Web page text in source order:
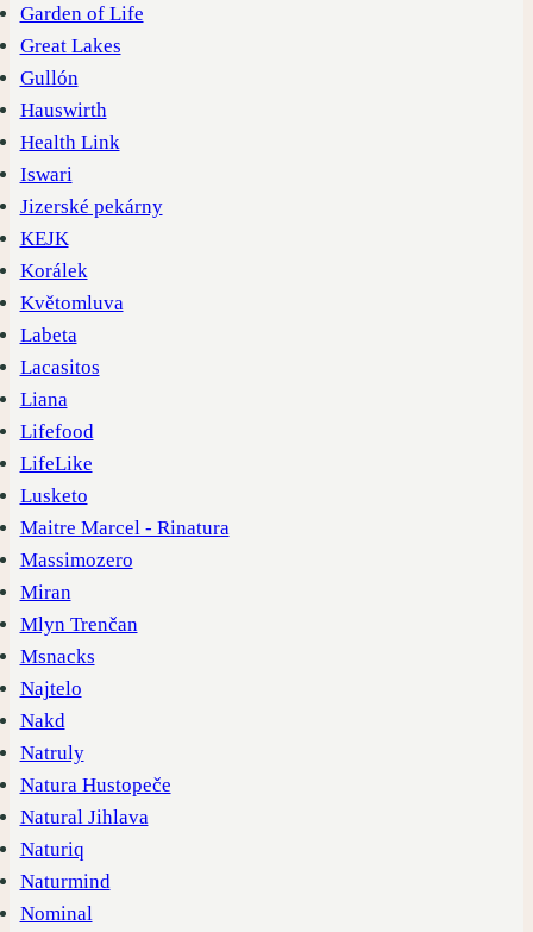
Garden of Life
Great Lakes
Gullón
Hauswirth
Health Link
Iswari
Jizerské pekárny
KEJK
Korálek
Květomluva
Labeta
Lacasitos
Liana
Lifefood
LifeLike
Lusketo
Maitre Marcel - Rinatura
Massimozero
Miran
Mlyn Trenčan
Msnacks
Najtelo
Nakd
Natruly
Natura Hustopeče
Natural Jihlava
Naturiq
Naturmind
Nominal